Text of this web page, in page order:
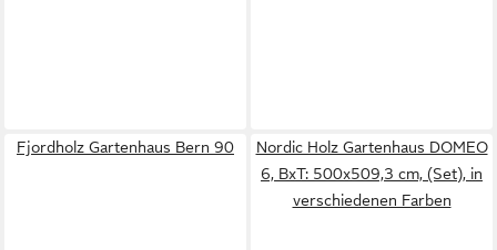
Fjordholz Gartenhaus Bern 90
Nordic Holz Gartenhaus DOMEO
6, BxT: 500x509,3 cm, (Set), in
verschiedenen Farben